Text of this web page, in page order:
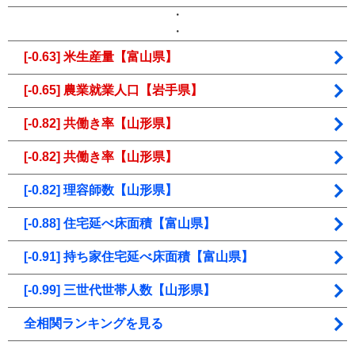
・
・
[-0.63] 米生産量【富山県】
[-0.65] 農業就業人口【岩手県】
[-0.82] 共働き率【山形県】
[-0.82] 共働き率【山形県】
[-0.82] 理容師数【山形県】
[-0.88] 住宅延べ床面積【富山県】
[-0.91] 持ち家住宅延べ床面積【富山県】
[-0.99] 三世代世帯人数【山形県】
全相関ランキングを見る